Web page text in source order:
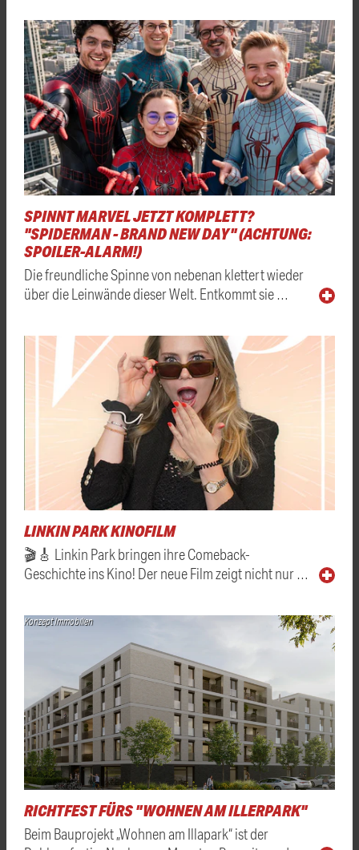
SPINNT MARVEL JETZT KOMPLETT?
"SPIDERMAN - BRAND NEW DAY" (ACHTUNG:
SPOILER-ALARM!)
Die freundliche Spinne von nebenan klettert wieder
über die Leinwände dieser Welt. Entkommt sie …
LINKIN PARK KINOFILM
🎬🎸 Linkin Park bringen ihre Comeback-
Geschichte ins Kino! Der neue Film zeigt nicht nur …
Konzept Immobilien
RICHTFEST FÜRS "WOHNEN AM ILLERPARK"
Beim Bauprojekt „Wohnen am Illapark“ ist der